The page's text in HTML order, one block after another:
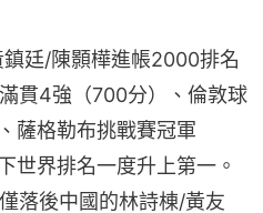
廷/陳顥樺進帳2000排名
貫4強（700分）、倫敦球
薩格勒布挑戰賽冠軍
世界排名一度升上第一。
落後中國的林詩棟/黃友